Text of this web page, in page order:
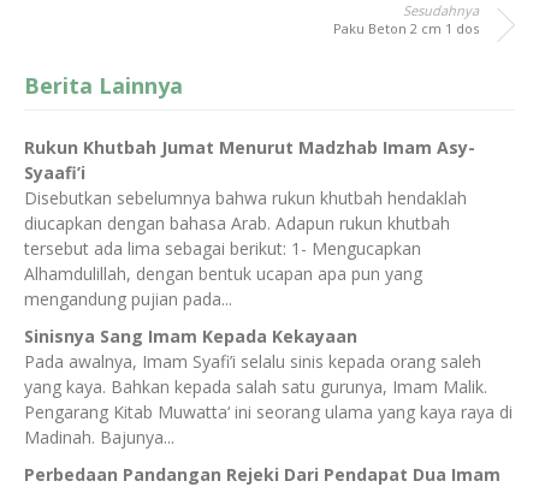
Sesudahnya
Paku Beton 2 cm 1 dos
Berita Lainnya
Rukun Khutbah Jumat Menurut Madzhab Imam Asy-
Syaafi’i
Disebutkan sebelumnya bahwa rukun khutbah hendaklah
diucapkan dengan bahasa Arab. Adapun rukun khutbah
tersebut ada lima sebagai berikut: 1- Mengucapkan
Alhamdulillah, dengan bentuk ucapan apa pun yang
mengandung pujian pada...
Sinisnya Sang Imam Kepada Kekayaan
Pada awalnya, Imam Syafi’i selalu sinis kepada orang saleh
yang kaya. Bahkan kepada salah satu gurunya, Imam Malik.
Pengarang Kitab Muwatta‘ ini seorang ulama yang kaya raya di
Madinah. Bajunya...
Perbedaan Pandangan Rejeki Dari Pendapat Dua Imam